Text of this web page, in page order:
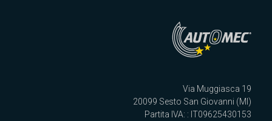
Via Muggiasca 19
20099 Sesto San Giovanni (MI)
Partita IVA: : IT09625430153